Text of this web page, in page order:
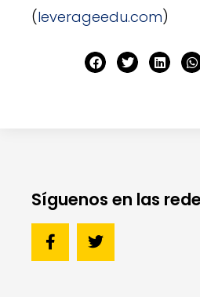
(leverageedu.com)
Síguenos en las